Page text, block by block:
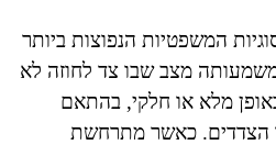
המשפטיות הנפוצות ביותר
מצב שבו צד לחוזה לא
מלא או חלקי, בהתאם
הצדדים. כאשר מתרחשת